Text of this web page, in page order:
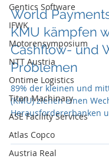
Gentics Software
IFWK
Motorensymposium
NTT Austria
Ontime Logistics
Titan Machinary
ASE Facility Services
Atlas Copco
Austria Real
World
KMU kämpfen
Cashflow- und
Problemen
89% der kleinen und
(KMU) ziehen einen
Herausfordererbanken
PayTech-Anbietern in